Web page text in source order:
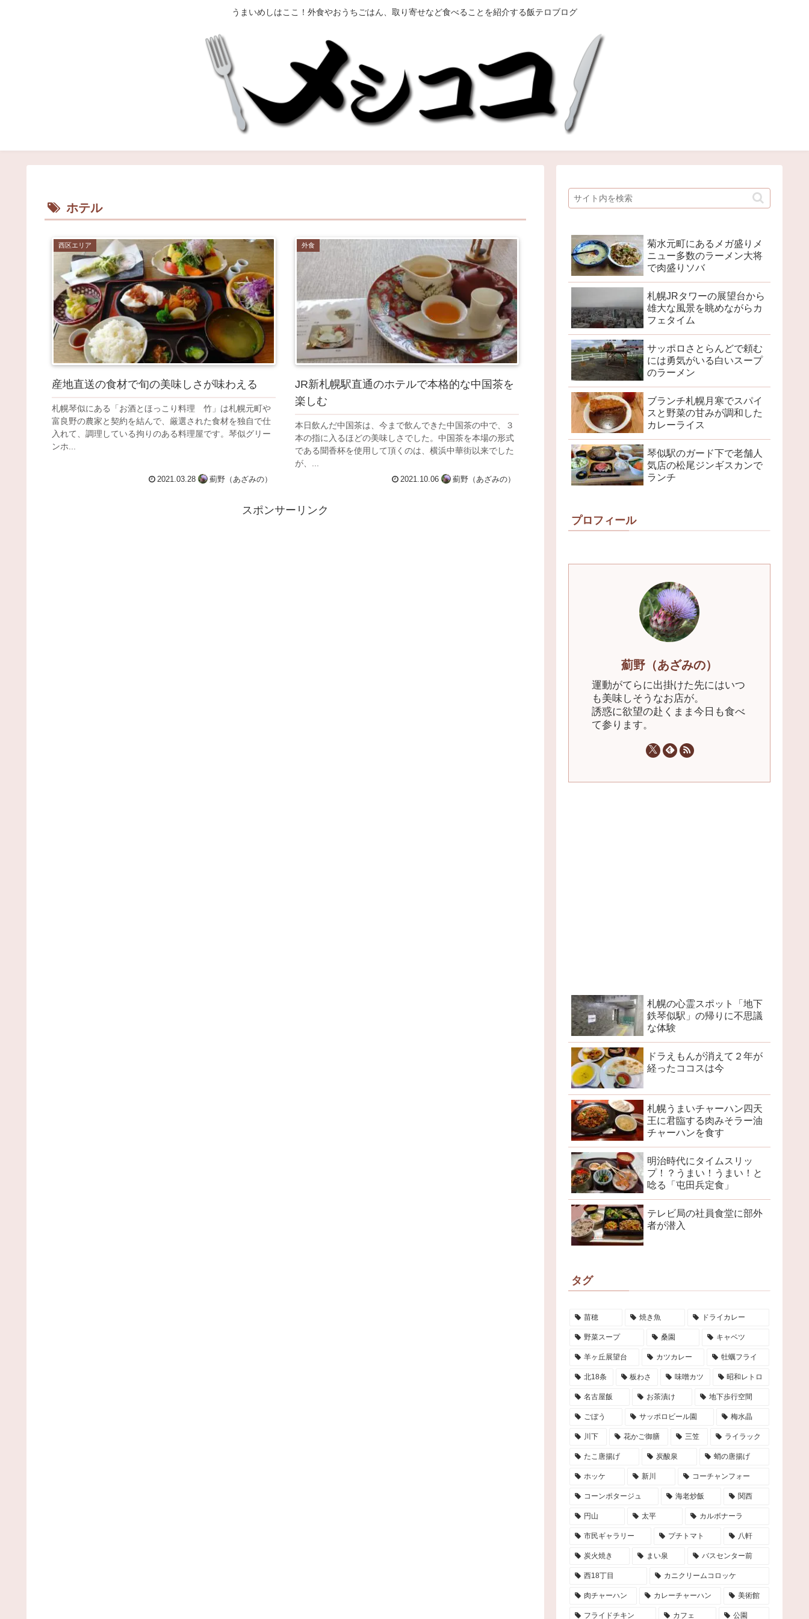
うまいめしはここ！外食やおうちごはん、取り寄せなど食べることを紹介する飯テロブログ
ホテル
西区エリア
産地直送の食材で旬の美味しさが味わえる
札幌琴似にある「お酒とほっこり料理 竹」は札幌元町や
富良野の農家と契約を結んで、厳選された食材を独自で仕
入れて、調理している拘りのある料理屋です。琴似グリー
ンホ...
2021.03.28 薊野（あざみの）
外食
JR新札幌駅直通のホテルで本格的な中国茶を
楽しむ
本日飲んだ中国茶は、今まで飲んできた中国茶の中で、３
本の指に入るほどの美味しさでした。中国茶を本場の形式
である聞香杯を使用して頂くのは、横浜中華街以来でした
が、...
2021.10.06 薊野（あざみの）
スポンサーリンク
菊水元町にあるメガ盛りメ
ニュー多数のラーメン大将
で肉盛りソバ
札幌JRタワーの展望台から
雄大な風景を眺めながらカ
フェタイム
サッポロさとらんどで頼む
には勇気がいる白いスープ
のラーメン
ブランチ札幌月寒でスパイ
スと野菜の甘みが調和した
カレーライス
琴似駅のガード下で老舗人
気店の松尾ジンギスカンで
ランチ
プロフィール
薊野（あざみの）
運動がてらに出掛けた先にはいつ
も美味しそうなお店が。
誘惑に欲望の赴くまま今日も食べ
て参ります。
札幌の心霊スポット「地下
鉄琴似駅」の帰りに不思議
な体験
ドラえもんが消えて２年が
経ったココスは今
札幌うまいチャーハン四天
王に君臨する肉みそラー油
チャーハンを食す
明治時代にタイムスリッ
プ！？うまい！うまい！と
唸る「屯田兵定食」
テレビ局の社員食堂に部外
者が潜入
タグ
苗穂 焼き魚 ドライカレー
野菜スープ 桑園 キャベツ
羊ヶ丘展望台 カツカレー 牡蠣フライ
北18条 板わさ 味噌カツ 昭和レトロ
名古屋飯 お茶漬け 地下歩行空間
ごぼう サッポロビール園 梅水晶
川下 花かご御膳 三笠 ライラック
たこ唐揚げ 炭酸泉 蛸の唐揚げ
ホッケ 新川 コーチャンフォー
コーンポタージュ 海老炒飯 関西
円山 太平 カルボナーラ
市民ギャラリー プチトマト 八軒
炭火焼き まい泉 バスセンター前
西18丁目 カニクリームコロッケ
肉チャーハン カレーチャーハン 美術館
フライドチキン カフェ 公園